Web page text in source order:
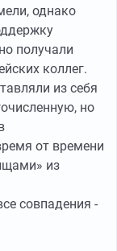
однако
получали
коллег.
из себя
но
от времени
из
совпадения -